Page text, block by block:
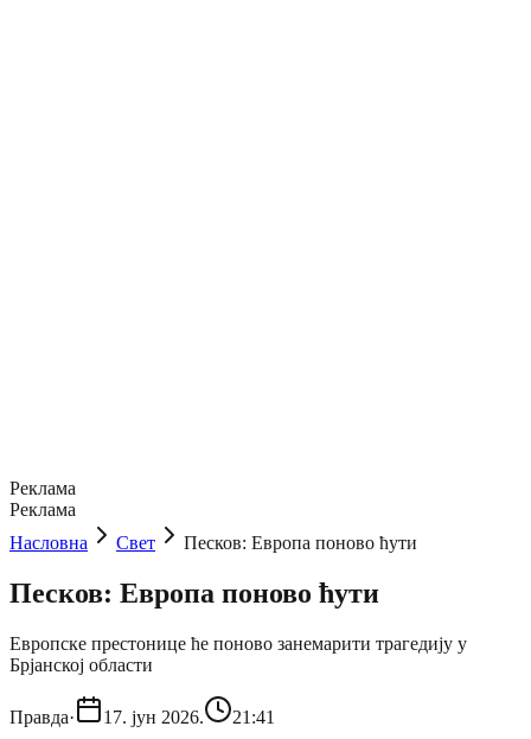
Реклама
Реклама
Насловна
Свет Песков: Европа поново ћути
Песков: Европа поново ћути
Европске престонице ће поново занемарити трагедију у
Брјанској области
Правда· 17. јун 2026. 21:41